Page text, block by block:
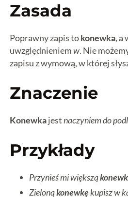
Zasada
Poprawny zapis tokonewka, a
uwzględnieniemw. Nie
zapisu z wymową, w której
Znaczenie
Konewkajestnaczyniem do
Przykłady
Przynieś mi większą
Zielonąkonewkękupisz w